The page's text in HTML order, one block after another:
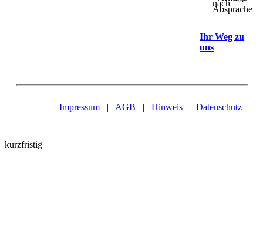
nach
Absprache
Ihr Weg zu
uns
Impressum | AGB | Hinweis | Datenschutz
kurzfristig